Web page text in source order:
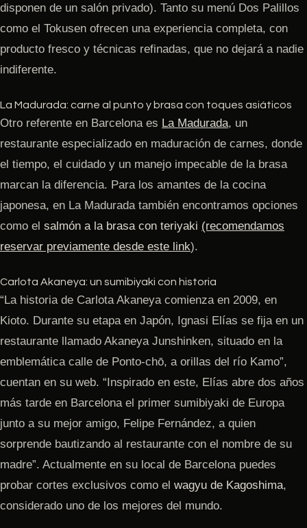
disponen de un salón privado). Tanto su menú Dos Palillos
como el Tokusen ofrecen una experiencia completa, con
producto fresco y técnicas refinadas, que no dejará a nadie
indiferente.
La Madurada: carne al punto y brasa con toques asiáticos
Otro referente en Barcelona es La Madurada, un
restaurante especializado en maduración de carnes, donde
el tiempo, el cuidado y un manejo impecable de la brasa
marcan la diferencia. Para los amantes de la cocina
japonesa, en La Madurada también encontramos opciones
como el salmón a la brasa con teriyaki (recomendamos
reservar previamente desde este link).
Carlota Akaneya: un sumibiyaki con historia
“La historia de Carlota Akaneya comienza en 2009, en
Kioto. Durante su etapa en Japón, Ignasi Elías se fija en un
restaurante llamado Akaneya Junshinken, situado en la
emblemática calle de Ponto-chō, a orillas del río Kamo”,
cuentan en su web. “Inspirado en este, Elías abre dos años
más tarde en Barcelona el primer sumibiyaki de Europa
junto a su mejor amigo, Felipe Fernández, a quien
sorprende bautizando al restaurante con el nombre de su
madre”. Actualmente en su local de Barcelona puedes
probar cortes exclusivos como el wagyu de Kagoshima,
considerado uno de los mejores del mundo.